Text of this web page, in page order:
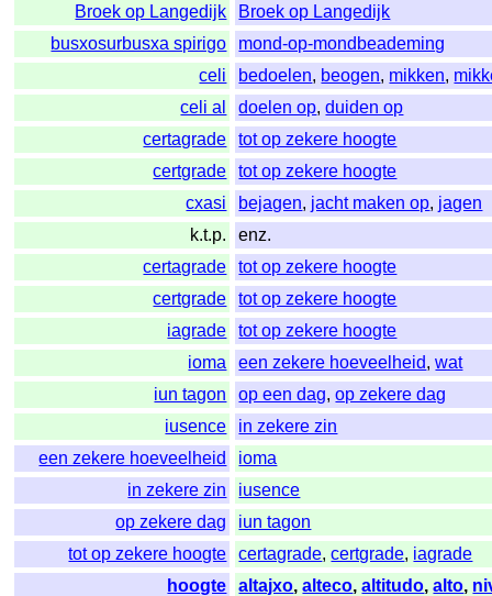
Broek op Langedijk
Broek op Langedijk
busxosurbusxa spirigo
mond-op-mondbeademing
celi
bedoelen, beogen, mikken,
celi al
doelen op,duiden op
certagrade
tot op zekere hoogte
certgrade
tot op zekere hoogte
cxasi
bejagen, jacht maken op, jagen
k.t.p.
enz.
certagrade
tot op zekere hoogte
certgrade
tot op zekere hoogte
iagrade
tot op zekere hoogte
ioma
een zekere hoeveelheid,wat
iun tagon
op een dag,op zekere dag
iusence
in zekere zin
een zekere hoeveelheid
ioma
in zekere zin
iusence
op zekere dag
iun tagon
tot op zekere hoogte
certagrade,certgrade, iagrade
hoogte
altajxo,alteco,altitudo,alto,